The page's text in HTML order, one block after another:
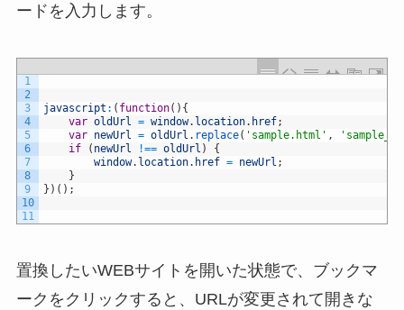
ードを入力します。
1
2
3
4
5
6
7
8
9
10
11
javascript : ( function( ) {
var oldUrl = window. location. href;
var newUrl = oldUrl . replace( 'sample.html' ,
if
( newUrl !== oldUrl )
{
window. location. href = newUrl ;
}
} ) ( ) ;
置換したいWEBサイトを開いた状態で、ブックマ
ークをクリックすると、URLが変更されて開きな